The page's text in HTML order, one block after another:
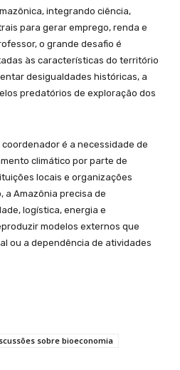
integrando ciência,
para gerar emprego, renda e
o grande desafio é
às características do território
desigualdades históricas, a
predatórios de exploração dos
é a necessidade de
climático por parte de
locais e organizações
a Amazônia precisa de
logística, energia e
modelos externos que
ou a dependência de atividades
sobre bioeconomia